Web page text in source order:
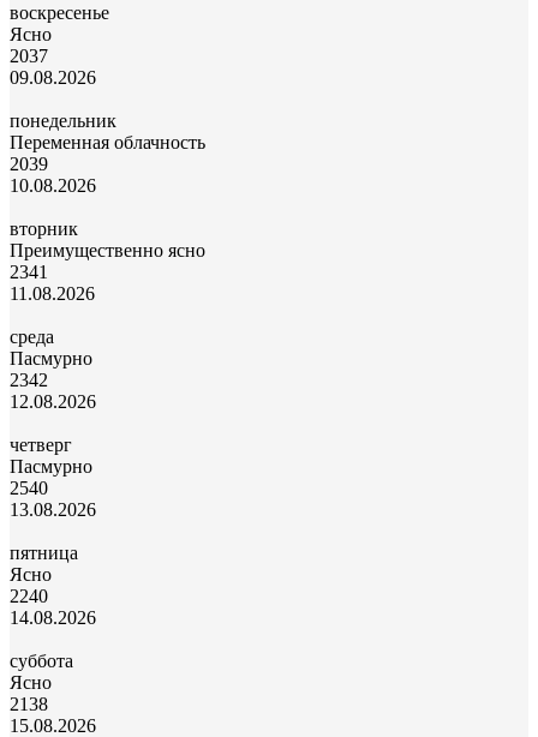
воскресенье
Ясно
2037
09.08.2026
понедельник
Переменная облачность
2039
10.08.2026
вторник
Преимущественно ясно
2341
11.08.2026
среда
Пасмурно
2342
12.08.2026
четверг
Пасмурно
2540
13.08.2026
пятница
Ясно
2240
14.08.2026
суббота
Ясно
2138
15.08.2026